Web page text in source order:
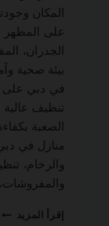
المكان
على المظهر
الجدران،
بيئة صحية
في دبي على
تنظيف عالية
الصعبة
منازل في
والرخام،
إقرأ المزيد